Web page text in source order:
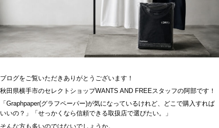
ブログをご覧いただきありがとうございます！
秋田県横手市のセレクトショップWANTS AND FREEスタッフの阿部です！
「Graphpaper(グラフペーパー)が気になっているけれど、どこで購入すれば
いいの？」「せっかくなら信頼できる取扱店で選びたい。」
そんな方も多いのではないでしょうか。